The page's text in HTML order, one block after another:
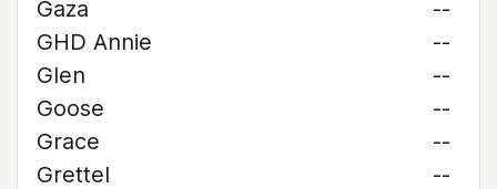
Gaza
--
GHD Annie
--
Glen
--
Goose
--
Grace
--
Grettel
--